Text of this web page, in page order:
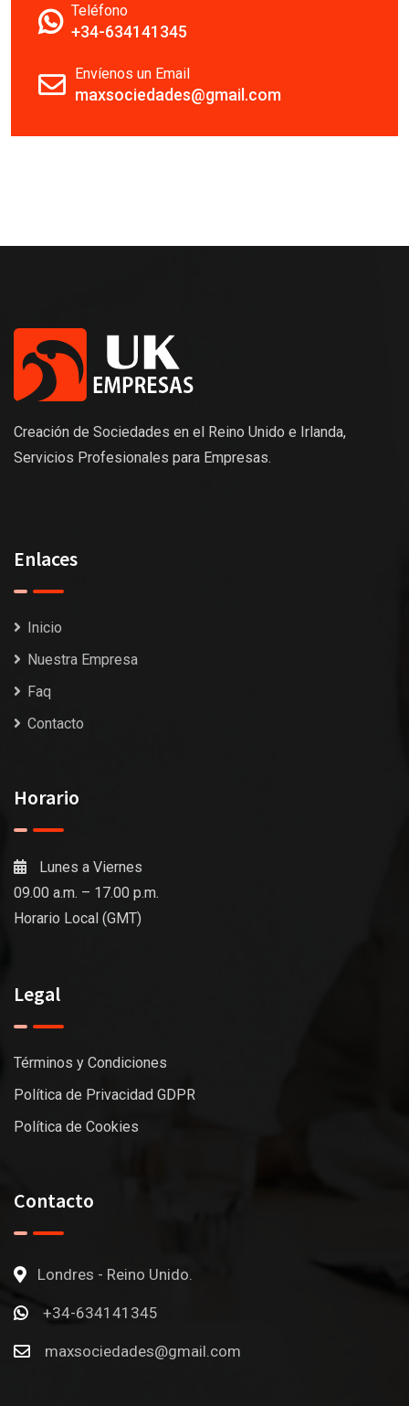
Teléfono
+34-634141345
Envíenos un Email
maxsociedades@gmail.com
Creación de Sociedades en el Reino Unido e Irlanda,
Servicios Profesionales para Empresas.
Enlaces
Inicio
Nuestra Empresa
Faq
Contacto
Horario
Lunes a Viernes
09.00 a.m. – 17.00 p.m.
Horario Local (GMT)
Legal
Términos y Condiciones
Política de Privacidad GDPR
Política de Cookies
Contacto
Londres - Reino Unido.
+34-634141345
maxsociedades@gmail.com